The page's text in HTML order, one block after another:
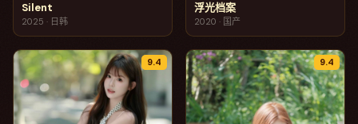
Silent
2025 · 日韩
浮光档案
2020 · 国产
9.4 9.4